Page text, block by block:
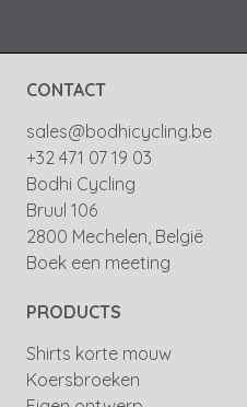
CONTACT
sales@bodhicycling.be
+32 471 07 19 03
Bodhi Cycling
Bruul 106
2800 Mechelen, België
Boek een meeting
PRODUCTS
Shirts korte mouw
Koersbroeken